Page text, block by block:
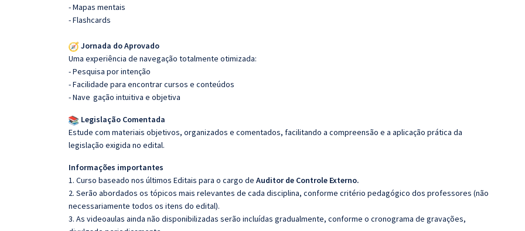
- Mapas mentais
- Flashcards
Jornada do Aprovado
Uma experiência de navegação totalmente otimizada:
- Pesquisa por intenção
- Facilidade para encontrar cursos e conteúdos
- Nave gação intuitiva e objetiva
Legislação Comentada
Estude com materiais objetivos, organizados e comentados, facilitando a compreensão e a aplicação prática da
legislação exigida no edital.
Informações importantes
1. Curso baseado nos últimos Editais para o cargo de Auditor de Controle Externo.
2. Serão abordados os tópicos mais relevantes de cada disciplina, conforme critério pedagógico dos professores (não
necessariamente todos os itens do edital).
3. As videoaulas ainda não disponibilizadas serão incluídas gradualmente, conforme o cronograma de gravações,